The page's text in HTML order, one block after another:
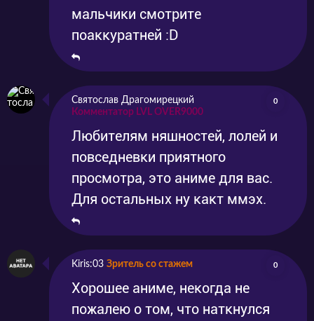
мальчики смотрите
поаккуратней :D
Святослав Драгомирецкий
Комментатор LVL OVER9000
0
Любителям няшностей, лолей и
повседневки приятного
просмотра, это аниме для вас.
Для остальных ну какт ммэх.
Kiris:03 Зритель со стажем 0
Хорошее аниме, некогда не
пожалею о том, что наткнулся